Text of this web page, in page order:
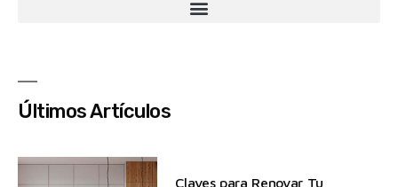
Últimos Artículos
Claves para Renovar Tu